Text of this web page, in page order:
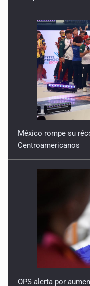
México rompe su
Centroamericanos
OPS alerta por
México y otros tres